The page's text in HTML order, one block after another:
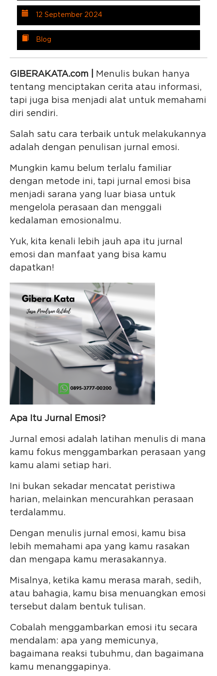
12 September 2024
Blog
GIBERAKATA.com |
Menulis bukan hanya
tentang menciptakan cerita atau informasi,
tapi juga bisa menjadi alat untuk memahami
diri sendiri.
Salah satu cara terbaik untuk melakukannya
adalah dengan penulisan jurnal emosi.
Mungkin kamu belum terlalu familiar
dengan metode ini, tapi jurnal emosi bisa
menjadi sarana yang luar biasa untuk
mengelola perasaan dan menggali
kedalaman emosionalmu.
Yuk, kita kenali lebih jauh apa itu jurnal
emosi dan manfaat yang bisa kamu
dapatkan!
Apa Itu Jurnal Emosi?
Jurnal emosi adalah latihan menulis di mana
kamu fokus menggambarkan perasaan yang
kamu alami setiap hari.
Ini bukan sekadar mencatat peristiwa
harian, melainkan mencurahkan perasaan
terdalammu.
Dengan menulis jurnal emosi, kamu bisa
lebih memahami apa yang kamu rasakan
dan mengapa kamu merasakannya.
Misalnya, ketika kamu merasa marah, sedih,
atau bahagia, kamu bisa menuangkan emosi
tersebut dalam bentuk tulisan.
Cobalah menggambarkan emosi itu secara
mendalam: apa yang memicunya,
bagaimana reaksi tubuhmu, dan bagaimana
kamu menanggapinya.